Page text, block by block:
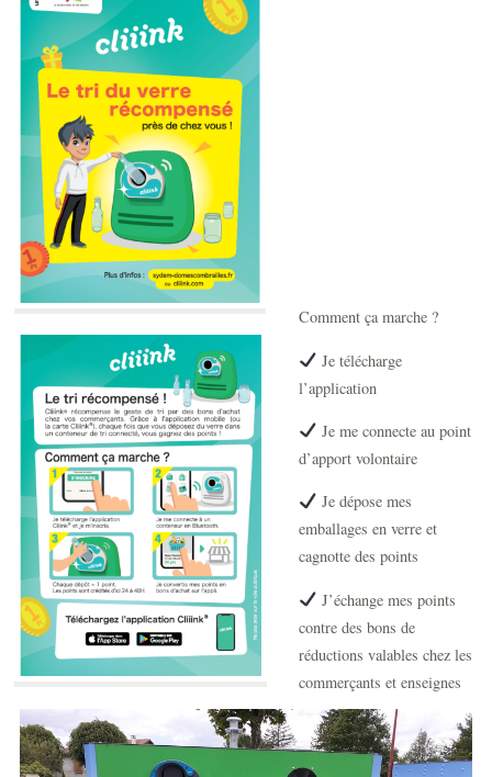
Comment ça marche ?
Je télécharge
l’application
Je me connecte au point
d’apport volontaire
Je dépose mes
emballages en verre et
cagnotte des points
J’échange mes points
contre des bons de
réductions valables chez les
commerçants et enseignes